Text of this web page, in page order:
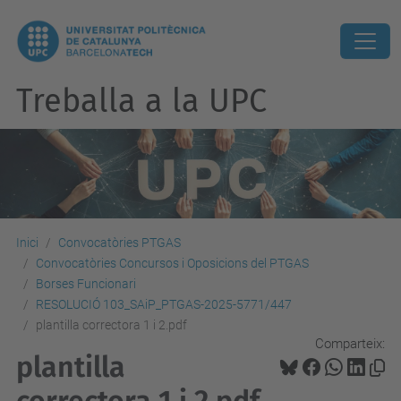
Treballa a la UPC
Inici
Convocatòries PTGAS
Convocatòries Concursos i Oposicions del PTGAS
Borses Funcionari
RESOLUCIÓ 103_SAiP_PTGAS-2025-5771/447
plantilla correctora 1 i 2.pdf
Comparteix:
plantilla